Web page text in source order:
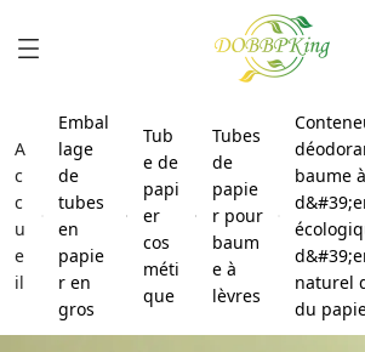
A
c
c
u
e
il
Embal
lage
de
tubes
en
papie
r en
gros
Tub
e de
papi
er
cos
méti
que
Tubes
de
papie
r pour
baum
e à
lèvres
baume
naturel
du